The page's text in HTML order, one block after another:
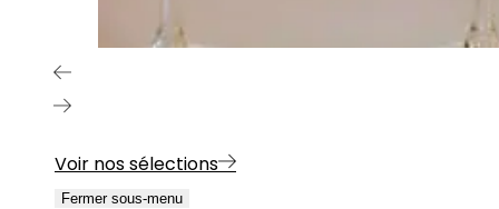
Voir nos sélections
Fermer sous-menu